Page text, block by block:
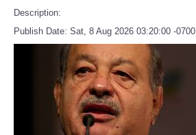
Description:
Publish Date: Sat, 8 Aug 2026 03:20:00 -0700